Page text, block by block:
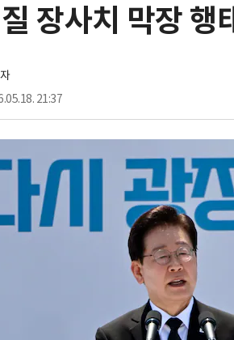
장사치 막장
21:37